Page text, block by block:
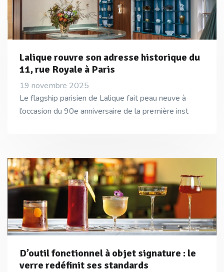
Lalique rouvre son adresse historique du
11, rue Royale à Paris
19 novembre 2025
Le flagship parisien de Lalique fait peau neuve à
l’occasion du 90e anniversaire de la première inst
D’outil fonctionnel à objet signature : le
verre redéfinit ses standards